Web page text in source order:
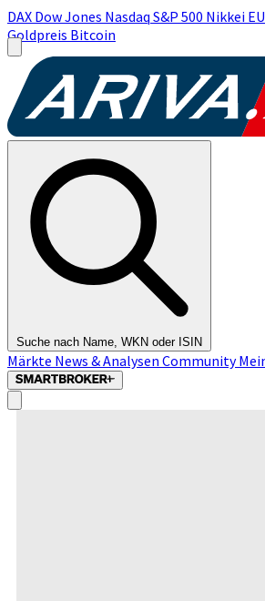
DAX Dow Jones Nasdaq S&P 500 Nikkei
Goldpreis Bitcoin
Suche nach Name, WKN oder ISIN
Märkte News & Analysen Community